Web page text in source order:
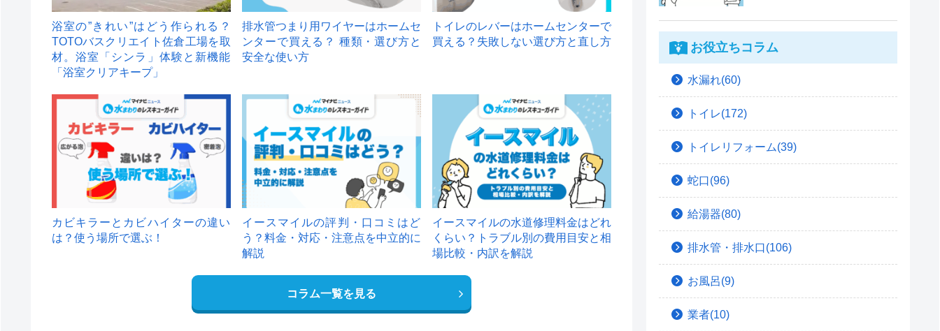
浴室の”きれい”はどう作られる？
TOTOバスクリエイト佐倉工場を取
材。浴室「シンラ」体験と新機能
「浴室クリアキープ」
排水管つまり用ワイヤーはホームセ
ンターで買える？ 種類・選び方と
安全な使い方
トイレのレバーはホームセンターで
買える？失敗しない選び方と直し方
カビキラーとカビハイターの違い
は？使う場所で選ぶ！
イースマイルの評判・口コミはど
う？料金・対応・注意点を中立的に
解説
イースマイルの水道修理料金はどれ
くらい？トラブル別の費用目安と相
場比較・内訳を解説
コラム一覧を見る
お役立ちコラム
水漏れ(60)
トイレ(172)
トイレリフォーム(39)
蛇口(96)
給湯器(80)
排水管・排水口(106)
お風呂(9)
業者(10)